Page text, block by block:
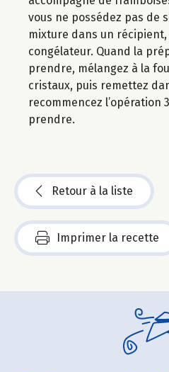
vous ne possédez pas de
mixture dans un
congélateur. Quand la
prendre, mélangez à la
cristaux, puis remettez
recommencez l’opération
prendre.
Retour à la liste
Imprimer la recette